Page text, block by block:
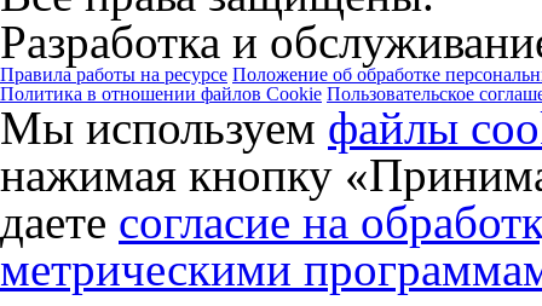
Разработка и
Правила работы на ресурсе Положение об обработке
Политика в отношении файлов Cookie Пользовательское
Мы используем файлы
нажимая кнопку
даете согласие на
метрическими